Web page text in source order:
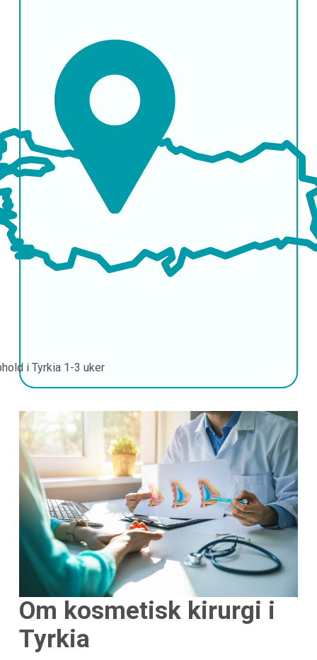
i Tyrkia 1-3 uker
Om kosmetisk kirurgi i
Tyrkia